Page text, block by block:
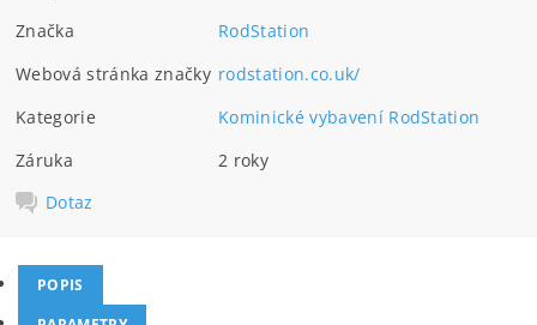
Značka
RodStation
Webová stránka značky rodstation.co.uk/
Kategorie
Kominické vybavení RodStation
Záruka
2 roky
Dotaz
POPIS